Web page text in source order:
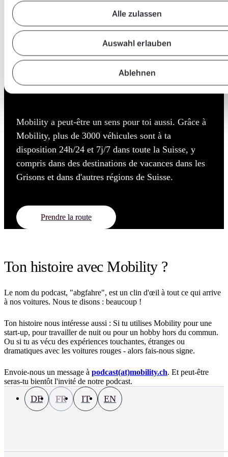
Alle zulassen
Auswahl erlauben
Ablehnen
Tu pars en vacances
sans ta propre voiture
?
Mobility a peut-être un sens pour toi aussi. Grâce à
Mobility, plus de 3000 véhicules sont à ta
disposition 24h/24 et 7j/7 dans toute la Suisse, y
compris dans des destinations de vacances dans les
Grisons et dans d'autres régions de Suisse.
Prendre la route
Ton histoire avec Mobility ?
Le nom du podcast, "abgfahre", est un clin d'œil à tout ce qui arrive
à nos voitures. Nous te disons : beaucoup !
Ton histoire nous intéresse aussi : Si tu utilises Mobility pour une
start-up, pour travailler de nuit ou pour un hobby hors du commun.
Ou si tu as vécu des expériences touchantes, étranges ou
dramatiques avec les voitures rouges - alors fais-nous signe.
Envoie-nous un message à podcast(at)mobility.ch. Et peut-être
seras-tu bientôt l'invité de notre podcast.
DE FR IT EN